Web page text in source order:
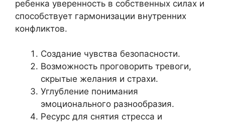
ребенка уверенность в собственных силах и
способствует гармонизации внутренних
конфликтов.
Создание чувства безопасности.
Возможность проговорить тревоги,
скрытые желания и страхи.
Углубление понимания
эмоционального разнообразия.
Ресурс для снятия стресса и